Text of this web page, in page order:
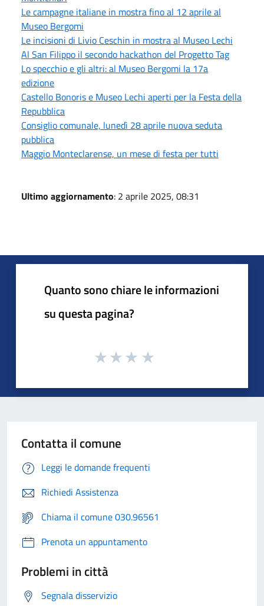
Le campagne italiane in mostra fino al 12 aprile al
Museo Bergomi
Le incisioni di Livio Ceschin in mostra al Museo Lechi
Al San Filippo il secondo hackathon del Progetto Tag
Lo specchio e gli altri: al Museo Bergomi la 17a
edizione
Castello Bonoris e Museo Lechi aperti per la Festa della
Repubblica
Consiglio comunale, lunedì 28 aprile nuova seduta
pubblica
Maggio Monteclarense, un mese di festa per tutti
Ultimo aggiornamento: 2 aprile 2025, 08:31
Quanto sono chiare le informazioni
su questa pagina?
Contatta il comune
Leggi le domande frequenti
Richiedi Assistenza
Chiama il comune 030.96561
Prenota un appuntamento
Problemi in città
Segnala disservizio